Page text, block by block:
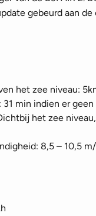
gebeurd aan
het zee niveau:
min indien er geen
het zee
8,5 – 10,5